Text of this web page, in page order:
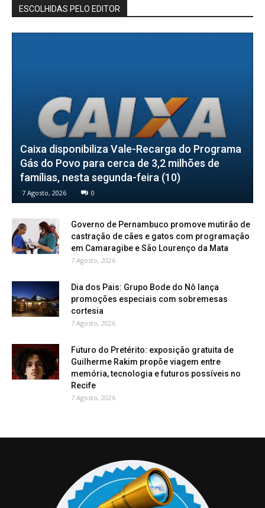
ESCOLHIDAS PELO EDITOR
Caixa disponibiliza Vale-Recarga do Programa
Gás do Povo para cerca de 3,2 milhões de
famílias, nesta segunda-feira (10)
7 Agosto, 2026 0
Governo de Pernambuco promove mutirão de
castração de cães e gatos com programação
em Camaragibe e São Lourenço da Mata
7 Agosto, 2026
Dia dos Pais: Grupo Bode do Nô lança
promoções especiais com sobremesas
cortesia
7 Agosto, 2026
Futuro do Pretérito: exposição gratuita de
Guilherme Rakim propõe viagem entre
memória, tecnologia e futuros possíveis no
Recife
7 Agosto, 2026